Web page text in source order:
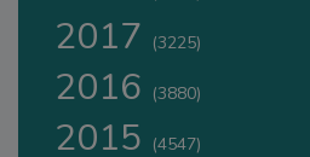
2017 (3225)
2016 (3880)
2015 (4547)